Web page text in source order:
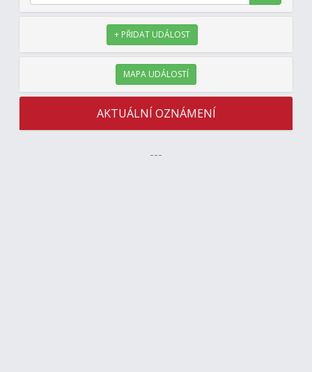
+ PŘIDAT UDÁLOST
MAPA UDÁLOSTÍ
AKTUÁLNÍ OZNÁMENÍ
---